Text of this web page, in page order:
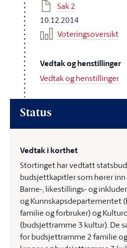
Sak 2
10.12.2014
Voteringsoversikt
Vedtak og henstillinger
Vedtak og henstillinger
Status
Vedtak i korthet
Stortinget har vedtatt
budsjettkapitler som hører
Barne-, likestillings- og
og Kunnskapsdepartementet
familie og forbruker) og
(budsjettramme 3 kultur). De
for budsjettramme 2 familie